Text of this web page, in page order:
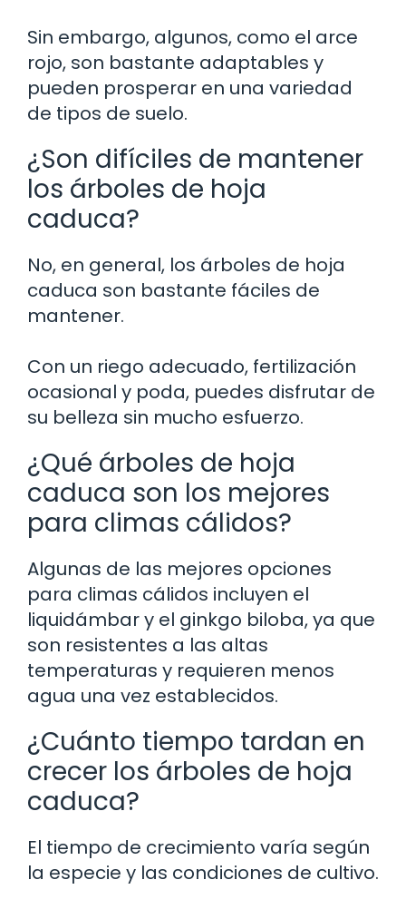
Sin embargo, algunos, como el arce
rojo, son bastante adaptables y
pueden prosperar en una variedad
de tipos de suelo.
¿Son difíciles de mantener
los árboles de hoja
caduca?
No, en general, los árboles de hoja
caduca son bastante fáciles de
mantener.
Con un riego adecuado, fertilización
ocasional y poda, puedes disfrutar de
su belleza sin mucho esfuerzo.
¿Qué árboles de hoja
caduca son los mejores
para climas cálidos?
Algunas de las mejores opciones
para climas cálidos incluyen el
liquidámbar y el ginkgo biloba, ya que
son resistentes a las altas
temperaturas y requieren menos
agua una vez establecidos.
¿Cuánto tiempo tardan en
crecer los árboles de hoja
caduca?
El tiempo de crecimiento varía según
la especie y las condiciones de cultivo.